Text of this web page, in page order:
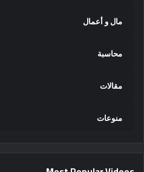
مال و أعمال
محاسبة
مقالات
منوعات